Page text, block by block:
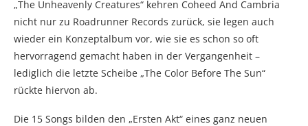
„The Unheavenly Creatures“ kehren Coheed And Cambria
nicht nur zu Roadrunner Records zurück, sie legen auch
wieder ein Konzeptalbum vor, wie sie es schon so oft
hervorragend gemacht haben in der Vergangenheit –
lediglich die letzte Scheibe „The Color Before The Sun“
rückte hiervon ab.
Die 15 Songs bilden den „Ersten Akt“ eines ganz neuen